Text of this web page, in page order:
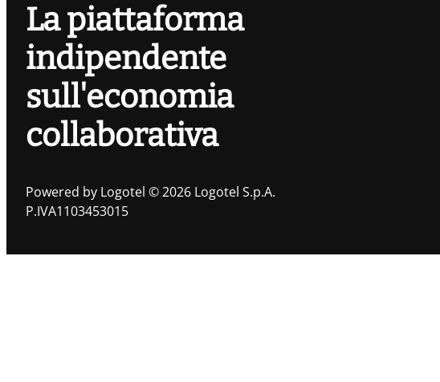
La piattaforma
indipendente
sull'economia
collaborativa
Powered by Logotel © 2026 Logotel S.p.A.
P.IVA1103453015